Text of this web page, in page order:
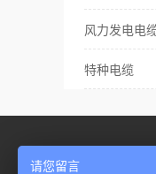
风力发电电
特种电缆
产品列表
请您留言